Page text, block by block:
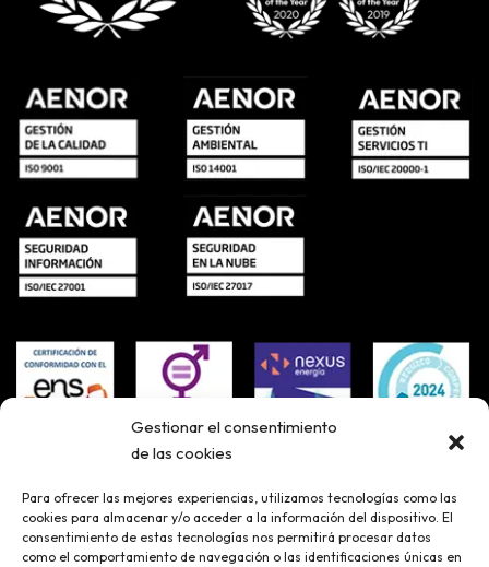
Gestionar el consentimiento
de las cookies
Para ofrecer las mejores experiencias, utilizamos tecnologías como las
cookies para almacenar y/o acceder a la información del dispositivo. El
consentimiento de estas tecnologías nos permitirá procesar datos
como el comportamiento de navegación o las identificaciones únicas en